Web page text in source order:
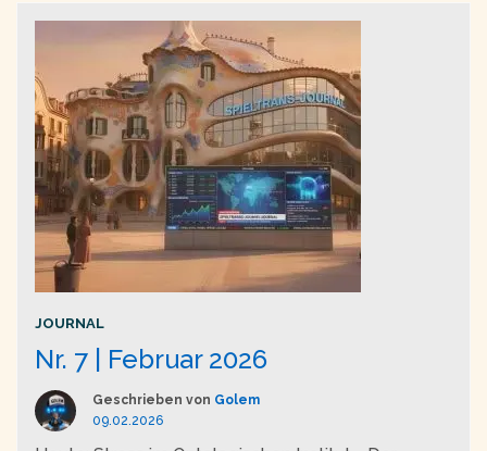
JOURNAL
Nr. 7 | Februar 2026
Geschrieben von Golem
09.02.2026